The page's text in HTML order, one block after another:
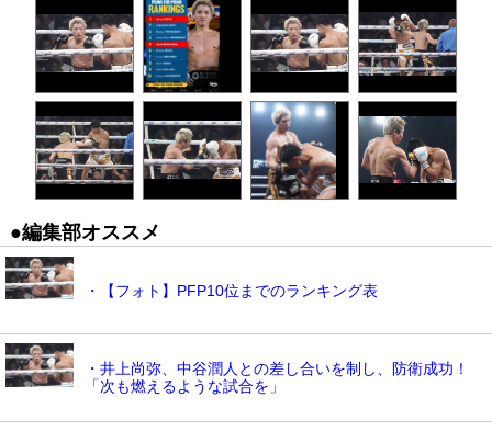
●編集部オススメ
・【フォト】PFP10位までのランキング表
・井上尚弥、中谷潤人との差し合いを制し、防衛成功！
「次も燃えるような試合を」